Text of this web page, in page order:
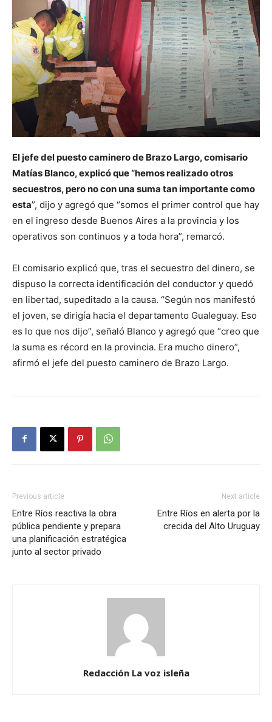
El jefe del puesto caminero de Brazo Largo, comisario
Matías Blanco, explicó que “hemos realizado otros
secuestros, pero no con una suma tan importante como
esta”, dijo y agregó que “somos el primer control que hay
en el ingreso desde Buenos Aires a la provincia y los
operativos son continuos y a toda hora”, remarcó.
El comisario explicó que, tras el secuestro del dinero, se
dispuso la correcta identificación del conductor y quedó
en libertad, supeditado a la causa. “Según nos manifestó
el joven, se dirigía hacia el departamento Gualeguay. Eso
es lo que nos dijo”, señaló Blanco y agregó que “creo que
la suma es récord en la provincia. Era mucho dinero”,
afirmó el jefe del puesto caminero de Brazo Largo.
Previous article
Entre Ríos reactiva la obra
pública pendiente y prepara
una planificación estratégica
junto al sector privado
Next article
Entre Ríos en alerta por la
crecida del Alto Uruguay
Redacción La voz isleña